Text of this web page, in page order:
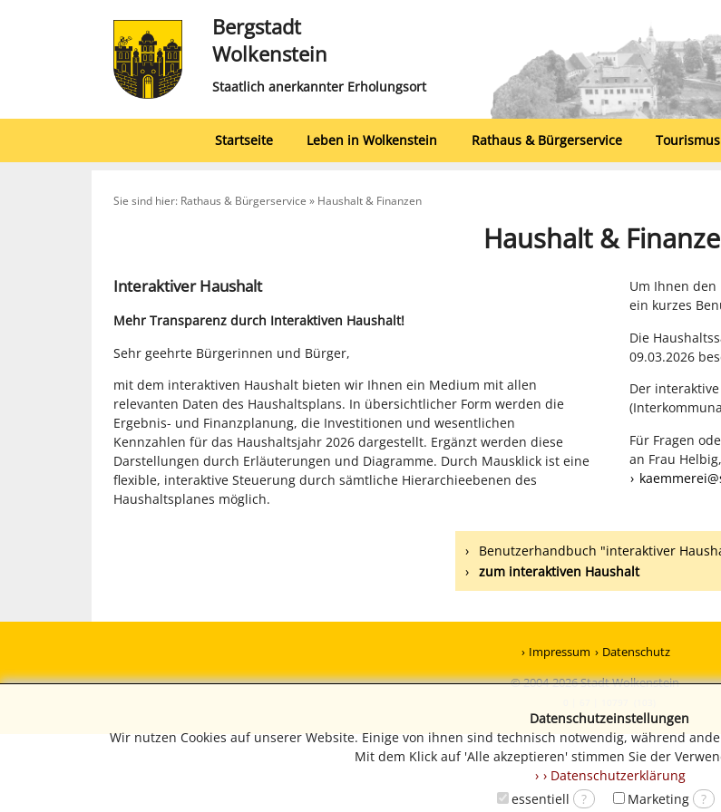
Datenschutzeinstellungen
Wir nutzen Cookies auf unserer Website. Einige von ihnen sind technisch notwendig, während
Mit dem Klick auf 'Alle akzeptieren' stimmen Sie der
› Datenschutzerklärung
essentiell ? Marketing ?
Bergstadt
Wolkenstein
Staatlich anerkannter Erholungsort
Startseite Leben in Wolkenstein Rathaus & Bürgerservice
Sie sind hier: Rathaus & Bürgerservice » Haushalt & Finanzen
Haushalt &
Interaktiver Haushalt
Mehr Transparenz durch Interaktiven Haushalt!
Sehr geehrte Bürgerinnen und Bürger,
mit dem interaktiven Haushalt bieten wir Ihnen ein Medium mit allen
relevanten Daten des Haushaltsplans. In übersichtlicher Form werden die
Ergebnis- und Finanzplanung, die Investitionen und wesentlichen
Kennzahlen für das Haushaltsjahr 2026 dargestellt. Ergänzt werden diese
Darstellungen durch Erläuterungen und Diagramme. Durch Mausklick ist eine
flexible, interaktive Steuerung durch sämtliche Hierarchieebenen des
Haushaltsplanes möglich.
Um Ihnen
ein kurzes
Die
09.03.2026
Der
Für Fragen
an Frau
Benutzerhandbuch "interaktiver
zum interaktiven Haushalt
Impressum
Datenschutz
© 2004-2026 Stadt Wolkenstein